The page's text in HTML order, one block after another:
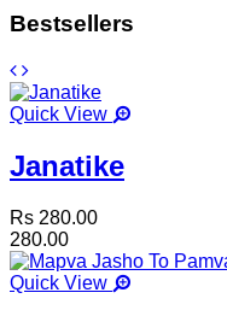
Bestsellers
Quick View
Janatike
Rs 280.00
280.00
Quick View